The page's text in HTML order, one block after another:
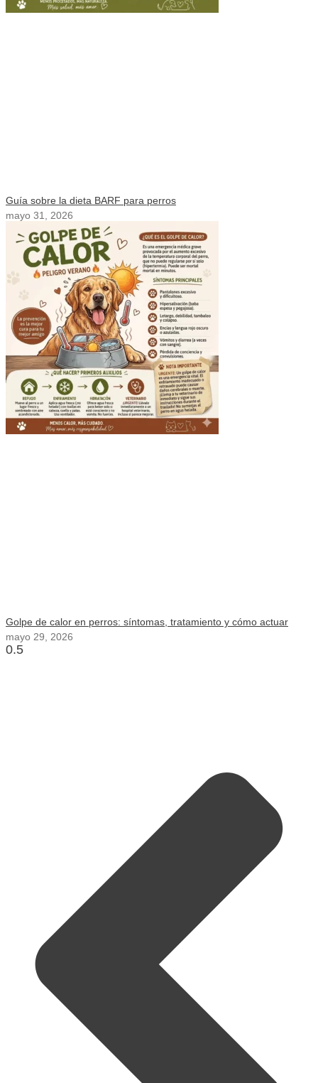
Guía sobre la dieta BARF para perros
mayo 31, 2026
Golpe de calor en perros: síntomas, tratamiento y cómo actuar
mayo 29, 2026